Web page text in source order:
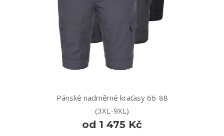
Pánské nadměrné kraťasy 66-88
(3XL-9XL)
od 1 475 Kč